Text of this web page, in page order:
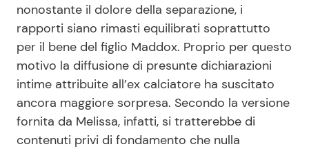
nonostante il dolore della separazione, i
rapporti siano rimasti equilibrati soprattutto
per il bene del figlio Maddox. Proprio per questo
motivo la diffusione di presunte dichiarazioni
intime attribuite all’ex calciatore ha suscitato
ancora maggiore sorpresa. Secondo la versione
fornita da Melissa, infatti, si tratterebbe di
contenuti privi di fondamento che nulla